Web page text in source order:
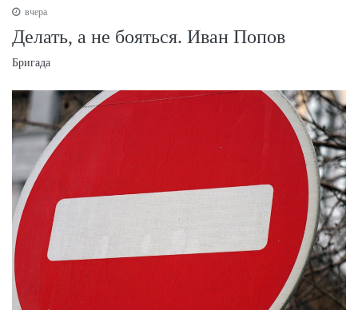
вчера
Делать, а не бояться. Иван Попов
Бригада